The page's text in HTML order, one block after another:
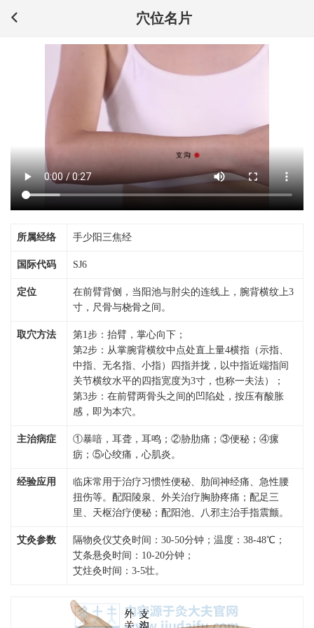
穴位名片
所属经络 手少阳三焦经
国际代码 SJ6
定位
在前臂背侧，当阳池与肘尖的连线上，腕背横纹上3
寸，尺骨与桡骨之间。
取穴方法
第1步：抬臂，掌心向下；
第2步：从掌腕背横纹中点处直上量4横指（示指、
中指、无名指、小指）四指并拢，以中指近端指间
关节横纹水平的四指宽度为3寸，也称一夫法）；
第3步：在前臂两骨头之间的凹陷处，按压有酸胀
感，即为本穴。
主治病症
①暴喑，耳聋，耳鸣；②胁肋痛；③便秘；④瘰
疬；⑤心绞痛，心肌炎。
经验应用
临床常用于治疗习惯性便秘、肋间神经痛、急性腰
扭伤等。配阳陵泉、外关治疗胸胁疼痛；配足三
里、天枢治疗便秘；配阳池、八邪主治手指震颤。
艾灸参数
隔物灸仪艾灸时间：30-50分钟；温度：38-48℃；
艾条悬灸时间：10-20分钟；
艾炷灸时间：3-5壮。